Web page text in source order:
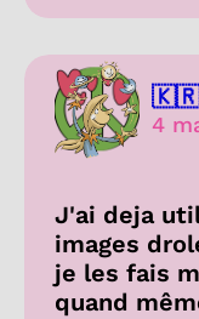
4
J'ai deja
images
je les fais
quand